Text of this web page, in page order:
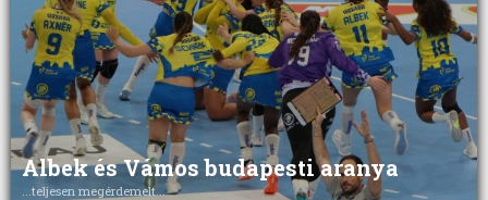
Albek és Vámos budapesti aranya
...teljesen megérdemelt...